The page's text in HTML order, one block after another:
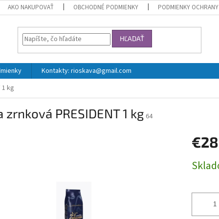
AKO NAKUPOVAŤ OBCHODNÉ PODMIENKY PODMIENKY OCHRANY
HĽADAŤ
Kontakty: rioskava@gmail.com
1 kg
zrnková PRESIDENT 1 kg 64
€28
cena: